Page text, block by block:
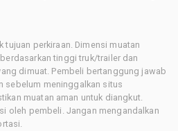
tujuan perkiraan. Dimensi muatan
tinggi truk/trailer dan
dimuat. Pembeli bertanggung jawab
sebelum meninggalkan situs
muatan aman untuk diangkut.
oleh pembeli. Jangan mengandalkan